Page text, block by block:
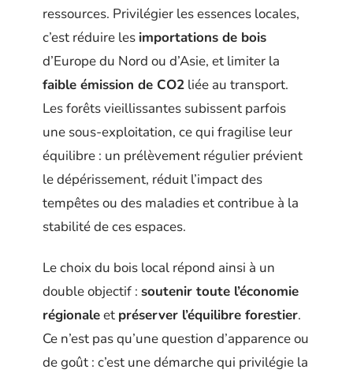
ressources. Privilégier les essences locales,
c’est réduire les importations de bois
d’Europe du Nord ou d’Asie, et limiter la
faible émission de CO2 liée au transport.
Les forêts vieillissantes subissent parfois
une sous-exploitation, ce qui fragilise leur
équilibre : un prélèvement régulier prévient
le dépérissement, réduit l’impact des
tempêtes ou des maladies et contribue à la
stabilité de ces espaces.
Le choix du bois local répond ainsi à un
double objectif : soutenir toute l’économie
régionaleet préserver l’équilibre forestier.
Ce n’est pas qu’une question d’apparence ou
de goût : c’est une démarche qui privilégie la